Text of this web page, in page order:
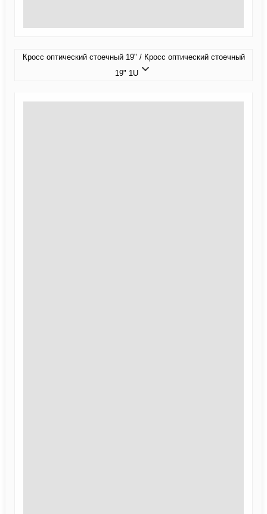
Кросс оптический стоечный 19" / Кросс оптический стоечный
19" 1U